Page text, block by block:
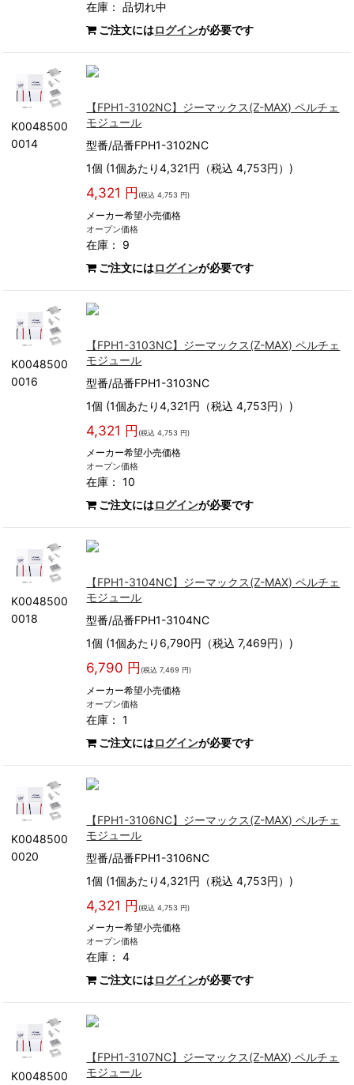
在庫：品切れ中
ご注文にはログインが必要です
K0048500
0014
【FPH1-3102NC】ジーマックス(Z-MAX) ペルチェ
モジュール
型番/品番FPH1-3102NC
1個 (1個あたり4,321円（税込 4,753円）)
4,321 円 (税込 4,753 円)
メーカー希望小売価格
オープン価格
在庫： 9
ご注文にはログインが必要です
K0048500
0016
【FPH1-3103NC】ジーマックス(Z-MAX) ペルチェ
モジュール
型番/品番FPH1-3103NC
1個 (1個あたり4,321円（税込 4,753円）)
4,321 円 (税込 4,753 円)
メーカー希望小売価格
オープン価格
在庫： 10
ご注文にはログインが必要です
K0048500
0018
【FPH1-3104NC】ジーマックス(Z-MAX) ペルチェ
モジュール
型番/品番FPH1-3104NC
1個 (1個あたり6,790円（税込 7,469円）)
6,790 円 (税込 7,469 円)
メーカー希望小売価格
オープン価格
在庫： 1
ご注文にはログインが必要です
K0048500
0020
【FPH1-3106NC】ジーマックス(Z-MAX) ペルチェ
モジュール
型番/品番FPH1-3106NC
1個 (1個あたり4,321円（税込 4,753円）)
4,321 円 (税込 4,753 円)
メーカー希望小売価格
オープン価格
在庫： 4
ご注文にはログインが必要です
K0048500
【FPH1-3107NC】ジーマックス(Z-MAX) ペルチェ
モジュール